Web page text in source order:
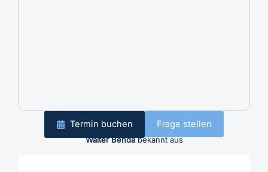
Termin buchen Frage stellen
Walter Bendabekannt aus